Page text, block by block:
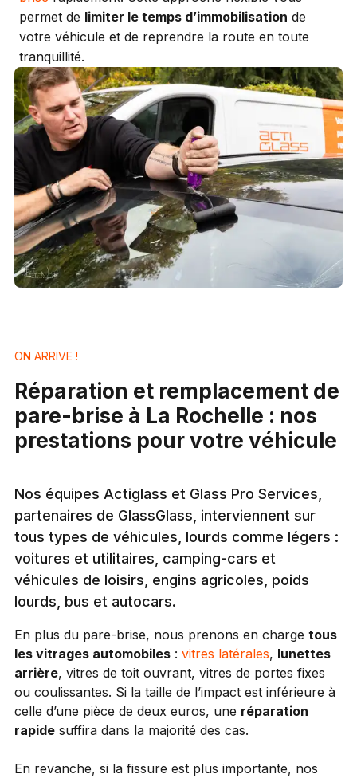
permet de limiter le temps d’immobilisation de
votre véhicule et de reprendre la route en toute
tranquillité.
ON ARRIVE !
Réparation et remplacement de
pare-brise à La Rochelle : nos
prestations pour votre véhicule
Nos équipes Actiglass et Glass Pro Services,
partenaires de GlassGlass, interviennent sur
tous types de véhicules, lourds comme légers :
voitures et utilitaires, camping-cars et
véhicules de loisirs, engins agricoles, poids
lourds, bus et autocars.
En plus du pare-brise, nous prenons en charge tous
les vitrages automobiles : vitres latérales, lunettes
arrière, vitres de toit ouvrant, vitres de portes fixes
ou coulissantes. Si la taille de l’impact est inférieure à
celle d’une pièce de deux euros, une réparation
rapide suffira dans la majorité des cas.
En revanche, si la fissure est plus importante, nos